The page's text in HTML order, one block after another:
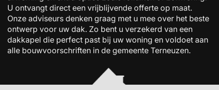
U ontvangt direct een vrijblijvende offerte op maat.
Onze adviseurs denken graag met u mee over het beste
ontwerp voor uw dak. Zo bent u verzekerd van een
dakkapel die perfect past bij uw woning en voldoet aan
alle bouwvoorschriften in de gemeente Terneuzen.